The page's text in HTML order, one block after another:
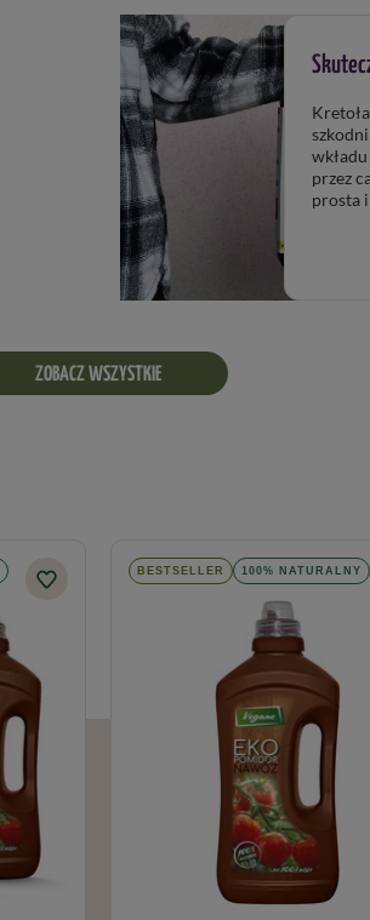
wkładu pirotechnicznego w tunelu kreta. Urządzenie działa
przez cały rok, jest wielokrotnego użytku, a
ZOBACZ WSZYSTKIE
BESTSELLER 100% NATURALNY